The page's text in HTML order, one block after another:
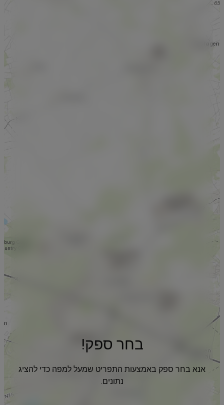
בחר ספק!
אנא בחר ספק באמצעות התפריט שמעל למפה כדי להציג
נתונים.